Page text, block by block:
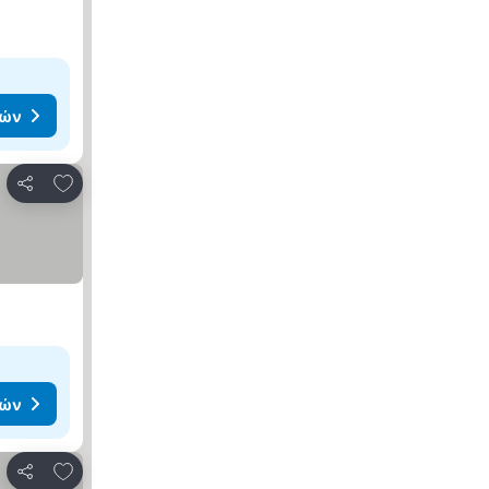
Κοινοποίηση
Προσθήκη στα αγαπημένα
Κοινοποίηση
Προσθήκη στα αγαπημένα